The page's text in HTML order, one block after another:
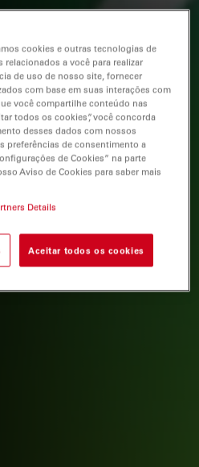
cookies e outras tecnologias de
a você para realizar
de uso de nosso site, fornecer
com base em suas interações com
você compartilhe conteúdo nas
todos os cookies”, você concorda
desses dados com nossos
preferências de consentimento a
de Cookies” na parte
Aviso de Cookies para saber mais
Details
Aceitar todos os cookies